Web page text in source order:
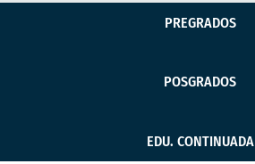
PREGRADOS
POSGRADOS
EDU. CONTINUADA